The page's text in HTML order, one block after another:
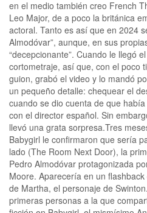
en el medio también creo French
Leo Major, de a poco la británica
actoral. Tanto es así que en 2024
Almodóvar”, aunque, en sus
“decepcionante”. Cuando le llegó
cortometraje, así que, con el poco
guion, grabó el video y lo mandó
un pequeño detalle: chequear el
cuando se dio cuenta de que
con el director español. Sin
llevó una grata sorpresa.Tres
Babygirl le confirmaron que sería
lado (The Room Next Door), la
Pedro Almodóvar protagonizada
Moore. Aparecería en un
de Martha, el personaje de
primeras personas a la que